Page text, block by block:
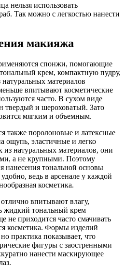
нельзя использовать
Так можно с легкостью нанести
макияжа
спонжи, помогающие
крем, компактную пудру,
материалов
впитывают косметические
часто. В сухом виде
твердый и шероховатый. Зато
мягким и объемным.
также поролоновые и латексные
ощупь, эластичные и легко
из натуральных материалов, они
а не крупными. Поэтому
нанесения тональной основы
ведь в арсенале у каждой
косметика.
впитывают влагу,
жидкий тональный крем
не приходится часто смачивать
косметика. Формы изделий
практика показывает, что
фигуры с заостренными
нанести маскирующее